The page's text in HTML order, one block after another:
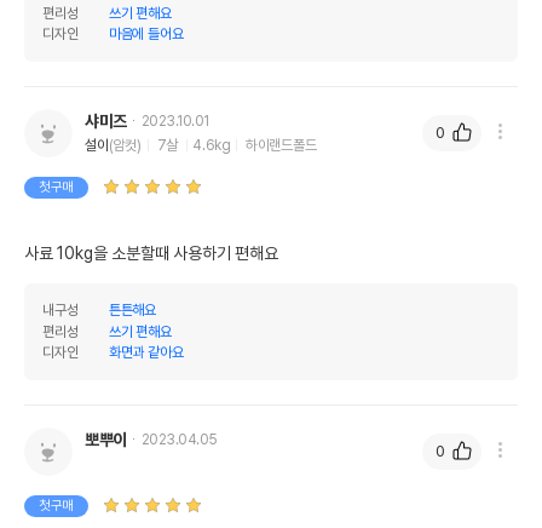
편리성
쓰기 편해요
디자인
마음에 들어요
샤미즈
2023.10.01
설이 (암컷) 7살 4.6kg 하이랜드폴드
첫구매
사료 10kg을 소분할때 사용하기 편해요
내구성
튼튼해요
편리성
쓰기 편해요
디자인
화면과 같아요
0
뽀뿌이 2023.04.05
첫구매
0